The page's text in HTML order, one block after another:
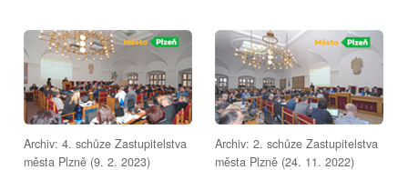
Archiv: 4. schůze Zastupitelstva
města Plzně (9. 2. 2023)
Archiv: 2. schůze Zastupitelstva
města Plzně (24. 11. 2022)